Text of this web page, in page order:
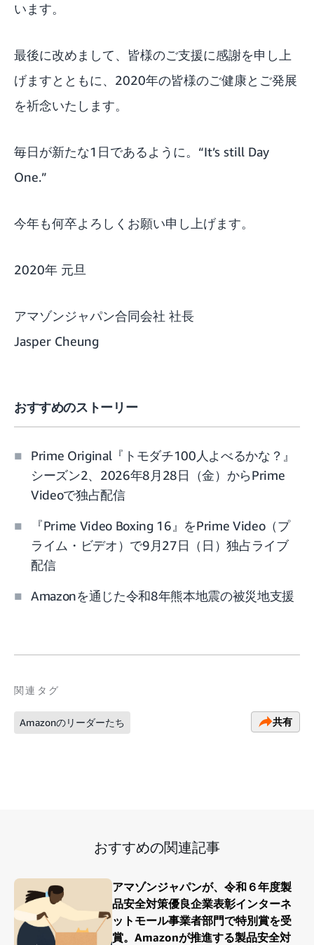
います。
最後に改めまして、皆様のご支援に感謝を申し上
げますとともに、2020年の皆様のご健康とご発展
を祈念いたします。
毎日が新たな1日であるように。“It’s still Day
One.”
今年も何卒よろしくお願い申し上げます。
2020年 元旦
アマゾンジャパン合同会社 社長
Jasper Cheung
おすすめのストーリー
Prime Original『トモダチ100人よべるかな？』
シーズン2、2026年8月28日（金）からPrime
Videoで独占配信
『Prime Video Boxing 16』をPrime Video（プ
ライム・ビデオ）で9月27日（日）独占ライブ
配信
Amazonを通じた令和8年熊本地震の被災地支援
関連タグ
Amazonのリーダーたち 共有
おすすめの関連記事
アマゾンジャパンが、令和６年度製
品安全対策優良企業表彰インターネ
ットモール事業者部門で特別賞を受
賞。Amazonが推進する製品安全対